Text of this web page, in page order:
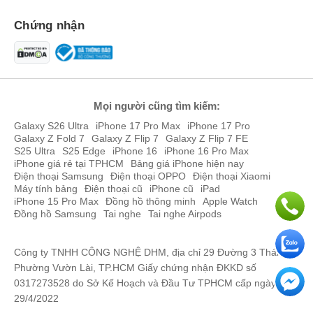
Với thông số 1640 x 2360 pixel vàmật độ điểm ảnh đạt mức chuẩn
264 ppi thì mọi chi tiết từ văn bản đến các nét vẽ nhỏ trên
Procreate trên iPad Air 2026 này đều cực kỳ sắc nét, không hề có
hiện tượng rỗ hay mờ nhòe.
So với phiên bản tiền nhiệmiPad Air M3 thì màn hình iPad Air M4
không thay đổi lớn về thông số, vẫn giữ độ sáng và độ phân giải
Chứng nhận
Mọi người cũng tìm kiếm:
Galaxy S26 Ultra iPhone 17 Pro Max
iPhone 17 Pro
Galaxy Z Fold 7
Galaxy Z Flip 7
Galaxy Z Flip 7 FE
S25 Ultra
S25 Edge iPhone 16
iPhone 16 Pro Max
iPhone giá rẻ tại TPHCM
Bảng giá iPhone hiện nay
Điện thoại Samsung
Điện thoại OPPO
Điện thoại Xiaomi
Máy tính bảng
Điện thoại cũ iPhone cũ
iPad
iPhone 15 Pro Max
Đồng hồ thông minh
Apple Watch
Đồng hồ Samsung
Tai nghe Tai nghe Airpods
Công ty TNHH CÔNG NGHỆ DHM, địa chỉ 29 Đường 3 Tháng 2,
Phường Vườn Lài, TP.HCM Giấy chứng nhận ĐKKD số
0317273528 do Sở Kế Hoạch và Đầu Tư TPHCM cấp ngày
29/4/2022